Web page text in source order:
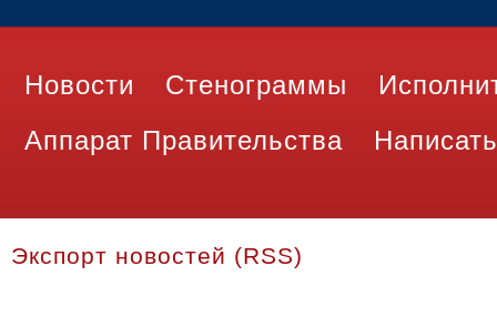
Новости Стенограммы
Аппарат Правительства
Экспорт новостей (RSS)